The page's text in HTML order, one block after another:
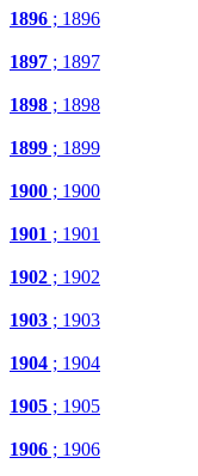
1896 ; 1896
1897 ; 1897
1898 ; 1898
1899 ; 1899
1900 ; 1900
1901 ; 1901
1902 ; 1902
1903 ; 1903
1904 ; 1904
1905 ; 1905
1906 ; 1906